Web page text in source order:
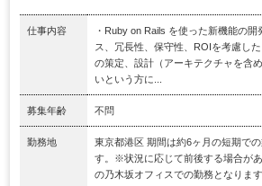
仕事内容
・Ruby on Rails を使った新機能の
ス、冗長性、保守性、ROIを考慮し
の策定、設計（アーキテクチャを含
いという方に...
募集年齢 不問
勤務地
東京都港区 期間は約6ヶ月の短期で
す。※状況に応じて前後する場合が
の乃木坂オフィスでの勤務となります